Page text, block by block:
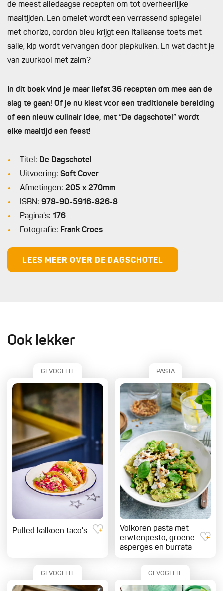
de meest alledaagse recepten om tot overheerlijke
maaltijden. Een omelet wordt een verrassend spiegelei
met chorizo, cordon bleu krijgt een Italiaanse toets met
salie, kip wordt vervangen door piepkuiken. En wat dacht je
van zuurkool met zalm?
In dit boek vind je maar liefst 36 recepten om mee aan de
slag te gaan! Of je nu kiest voor een traditionele bereiding
of een nieuw culinair idee, met “De dagschotel” wordt
elke maaltijd een feest!
Titel: De Dagschotel
Uitvoering: Soft Cover
Afmetingen: 205 x 270mm
ISBN: 978-90-5916-826-8
Pagina's: 176
Fotografie: Frank Croes
LEES MEER OVER DE DAGSCHOTEL
Ook lekker
GEVOGELTE
Pulled kalkoen taco's
PASTA
Volkoren pasta met
erwtenpesto, groene
asperges en burrata
GEVOGELTE GEVOGELTE